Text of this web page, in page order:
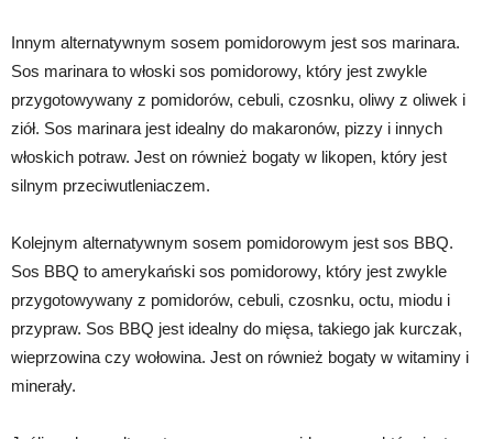
Innym alternatywnym sosem pomidorowym jest sos marinara.
Sos marinara to włoski sos pomidorowy, który jest zwykle
przygotowywany z pomidorów, cebuli, czosnku, oliwy z oliwek i
ziół. Sos marinara jest idealny do makaronów, pizzy i innych
włoskich potraw. Jest on również bogaty w likopen, który jest
silnym przeciwutleniaczem.
Kolejnym alternatywnym sosem pomidorowym jest sos BBQ.
Sos BBQ to amerykański sos pomidorowy, który jest zwykle
przygotowywany z pomidorów, cebuli, czosnku, octu, miodu i
przypraw. Sos BBQ jest idealny do mięsa, takiego jak kurczak,
wieprzowina czy wołowina. Jest on również bogaty w witaminy i
minerały.